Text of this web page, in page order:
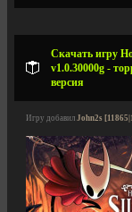
Скачать игру
v1.0.30000g -
версия
Игру добавил John2s